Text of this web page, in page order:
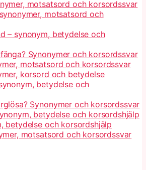
motsatsord och korsordssvar
motsatsord och
– synonym, betydelse och
Synonymer och korsordssvar
motsatsord och korsordssvar
korsord och betydelse
betydelse och
Synonymer och korsordssvar
betydelse och korsordshjälp
betydelse och korsordshjälp
motsatsord och korsordssvar